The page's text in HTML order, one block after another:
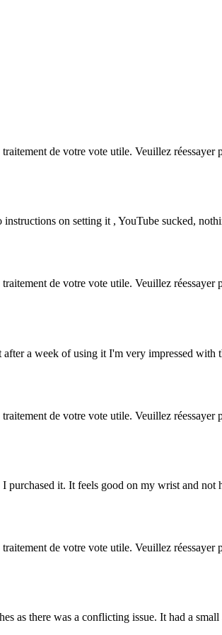
de votre vote utile. Veuillez réessayer
on setting it , YouTube sucked,
de votre vote utile. Veuillez réessayer
a week of using it I'm very impressed
de votre vote utile. Veuillez réessayer
it. It feels good on my wrist and
de votre vote utile. Veuillez réessayer
as there was a conflicting issue. It had a